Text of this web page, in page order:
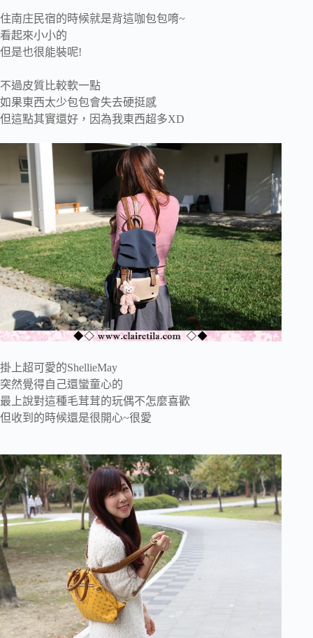
住南庄民宿的時候就是背這咖包包唷~
看起來小小的
但是也很能裝呢!
不過皮質比較軟一點
如果東西太少包包會失去硬挺感
但這點其實還好，因為我東西超多XD
掛上超可愛的ShellieMay
突然覺得自己還蠻童心的
最上說對這種毛茸茸的玩偶不怎麼喜歡
但收到的時候還是很開心~很愛